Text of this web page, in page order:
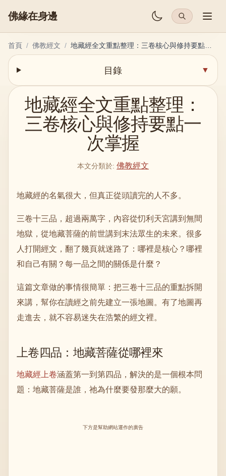
佛緣在身邊
首頁 / 佛教經文 /
目錄 ▼
地藏經全文重點整理：
三卷核心與修持要點一
次掌握
本文分類於: 佛教經文
地藏經的名氣很大，但真正從頭讀完的人不多。
三卷十三品，超過兩萬字，內容從忉利天宮講到無間
地獄，從地藏菩薩的前世講到末法眾生的未來。很多
人打開經文，翻了幾頁就迷路了：哪裡是核心？哪裡
和自己有關？每一品之間的關係是什麼？
這篇文章做的事情很簡單：把三卷十三品的重點拆開
來講，幫你在讀經之前先建立一張地圖。有了地圖再
走進去，就不容易迷失在浩繁的經文裡。
上卷四品：地藏菩薩從哪裡來
地藏經上卷涵蓋第一到第四品，解決的是一個根本問
題：地藏菩薩是誰，祂為什麼要發那麼大的願。
下方是幫助網站運作的廣告